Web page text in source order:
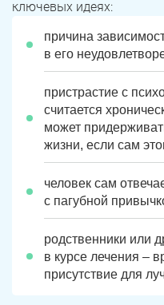
ключевых идеях:
причина
в его
пристрастие с
считается
может
жизни, если сам
человек сам
с пагубной
родственники или
в курсе лечения –
присутствие для